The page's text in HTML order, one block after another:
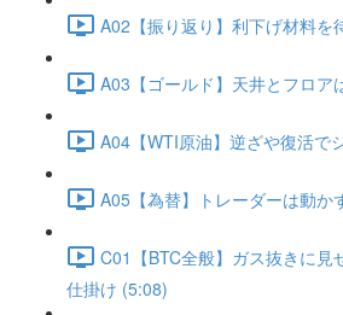
A02【振り返り】利下げ材料を
A03【ゴールド】天井とフロア
A04【WTI原油】逆ざや復活で
A05【為替】トレーダーは動か
C01【BTC全般】ガス抜きに見
仕掛け (5:08)